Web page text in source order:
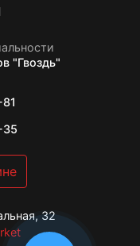
"Гвоздь"
35
32